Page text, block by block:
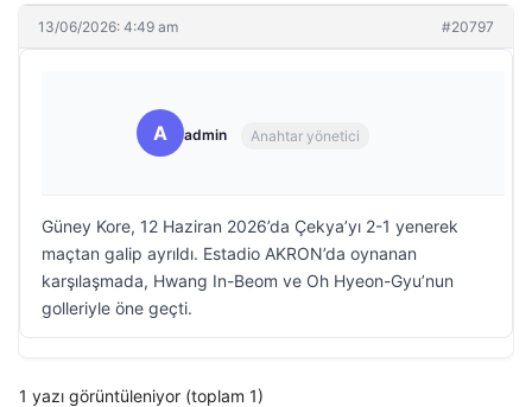
13/06/2026: 4:49 am #20797
A admin Anahtar yönetici
Güney Kore, 12 Haziran 2026’da Çekya’yı 2-1 yenerek
maçtan galip ayrıldı. Estadio AKRON’da oynanan
karşılaşmada, Hwang In-Beom ve Oh Hyeon-Gyu’nun
golleriyle öne geçti.
1 yazı görüntüleniyor (toplam 1)